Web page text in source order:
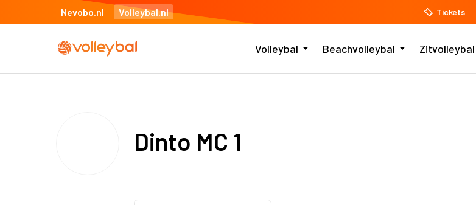
Nevobo.nl Volleybal.nl Tickets
Volleybal Beachvolleybal Zitvolleybal
Dinto MC 1